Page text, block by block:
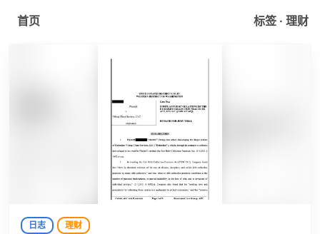
首页 标签 · 理财
日志 理财